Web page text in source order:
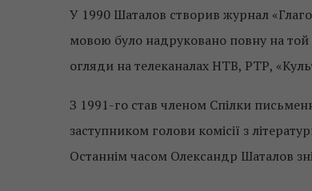
У 1990 Шаталов створив журнал
мовою було надруковано повну на той
огляди на телеканалах НТВ, РТР,
З 1991-го став членом Спілки
заступником голови комісії з
Останнім часом Олександр Шаталов